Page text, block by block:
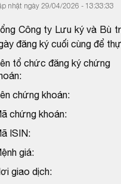
nhật ngày 29/04/2026 - 13:33:33
Công ty Lưu ký và Bù
đăng ký cuối cùng để
tổ chức đăng ký chứng
chứng khoán:
chứng khoán:
ISIN:
giá:
giao dịch: